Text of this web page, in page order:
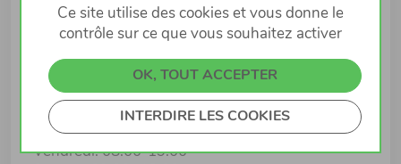
Horaires d'ouverture
Lundi: 08:00-19:00
Mardi: 08:00-19:00
Mercredi: 08:00-19:00
Jeudi: 08:00-19:00
Vendredi: 08:00-19:00
Ce site utilise des cookies et vous donne le
contrôle sur ce que vous souhaitez activer
OK, TOUT ACCEPTER
INTERDIRE LES COOKIES